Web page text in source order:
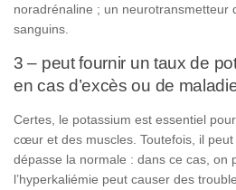
noradrénaline ; un neurotransmetteur
sanguins.
3 – peut fournir un taux de
en cas d’excès ou de
Certes, le potassium est essentiel
cœur et des muscles. Toutefois, il
dépasse la normale : dans ce cas, on
l’hyperkaliémie peut causer des